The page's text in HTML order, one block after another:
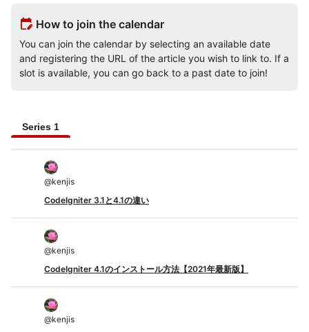
edit_calendar How to join the calendar
You can join the calendar by selecting an available date
and registering the URL of the article you wish to link to. If a
slot is available, you can go back to a past date to join!
Series 1
@kenjis
CodeIgniter 3.1と4.1の違い
@kenjis
CodeIgniter 4.1のインストール方法【2021年最新版】
@kenjis